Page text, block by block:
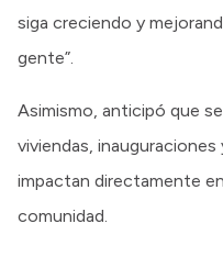
siga creciendo y
gente”.
Asimismo, anticipó que
viviendas,
impactan directamente
comunidad.